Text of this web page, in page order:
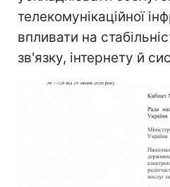
телекомунікаційної
впливати на
зв'язку, інтернету й